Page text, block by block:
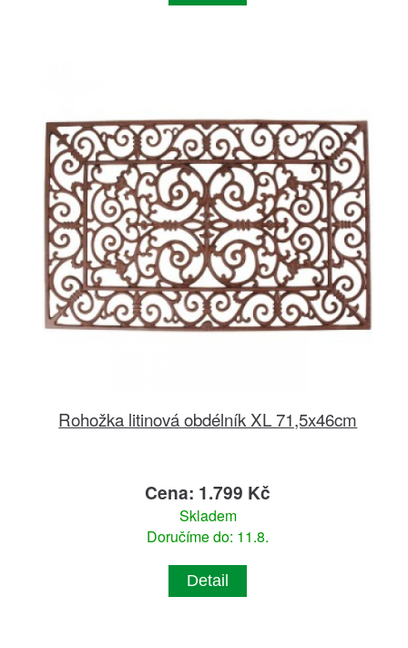
Rohožka litinová obdélník XL 71,5x46cm
Cena: 1.799 Kč
Skladem
Doručíme do: 11.8.
Detail